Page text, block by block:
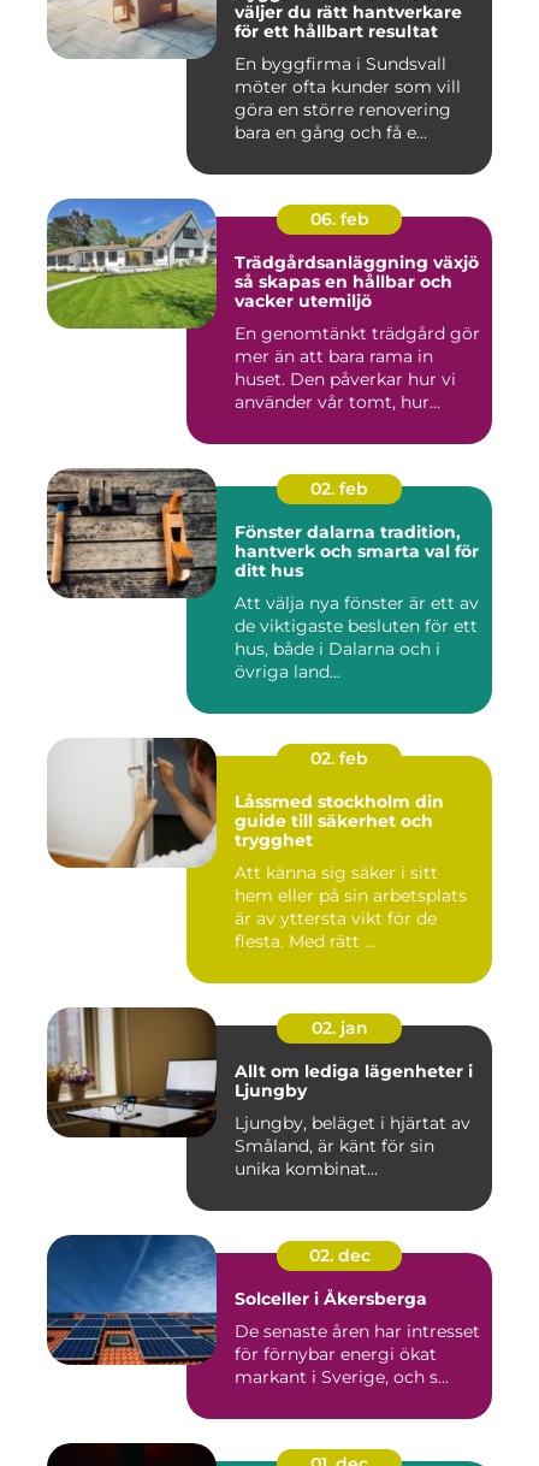
väljer du rätt hantverkare
för ett hållbart resultat
En byggfirma i Sundsvall
möter ofta kunder som vill
göra en större renovering
bara en gång och få e...
06. feb
Trädgårdsanläggning växjö
så skapas en hållbar och
vacker utemiljö
En genomtänkt trädgård gör
mer än att bara rama in
huset. Den påverkar hur vi
använder vår tomt, hur...
02. feb
Fönster dalarna tradition,
hantverk och smarta val för
ditt hus
Att välja nya fönster är ett av
de viktigaste besluten för ett
hus, både i Dalarna och i
övriga land...
02. feb
Låssmed stockholm din
guide till säkerhet och
trygghet
Att känna sig säker i sitt
hem eller på sin arbetsplats
är av yttersta vikt för de
flesta. Med rätt ...
02. jan
Allt om lediga lägenheter i
Ljungby
Ljungby, beläget i hjärtat av
Småland, är känt för sin
unika kombinat...
02. dec
Solceller i Åkersberga
De senaste åren har intresset
för förnybar energi ökat
markant i Sverige, och s...